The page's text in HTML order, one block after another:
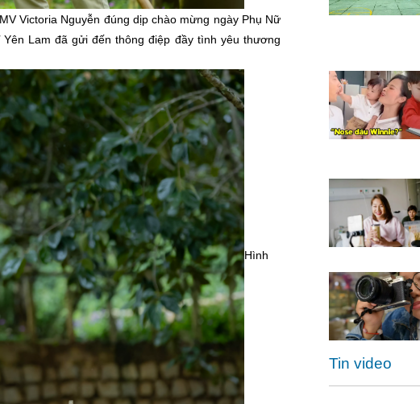
Victoria Nguyễn đúng dịp chào mừng ngày Phụ Nữ
Lam đã gửi đến thông điệp đầy tình yêu thương
Hình
Tin video